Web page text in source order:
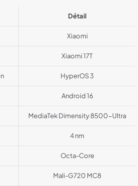
Détail
Xiaomi
Xiaomi 17T
HyperOS 3
Android 16
MediaTek Dimensity 8500-Ultra
4 nm
Octa-Core
Mali-G720 MC8